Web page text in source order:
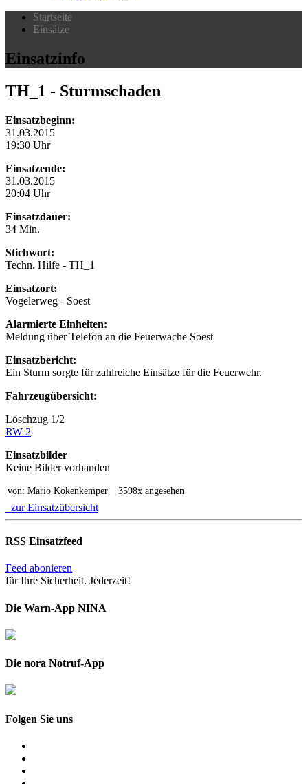
Startseite
Einsätze
Einsatzinfo
TH_1 - Sturmschaden
Einsatzbeginn:
31.03.2015
19:30 Uhr
Einsatzende:
31.03.2015
20:04 Uhr
Einsatzdauer:
34 Min.
Stichwort:
Techn. Hilfe - TH_1
Einsatzort:
Vogelerweg - Soest
Alarmierte Einheiten:
Meldung über Telefon an die Feuerwache Soest
Einsatzbericht:
Ein Sturm sorgte für zahlreiche Einsätze für die Feuerwehr.
Fahrzeugübersicht:
Löschzug 1/2
RW 2
Einsatzbilder
Keine Bilder vorhanden
von: Mario Kokenkemper 3598x angesehen
zur Einsatzübersicht
RSS Einsatzfeed
Feed abonieren
für Ihre Sicherheit. Jederzeit!
Die Warn-App NINA
Die nora Notruf-App
Folgen Sie uns